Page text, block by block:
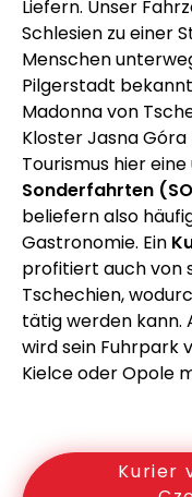
Liefern. Unser
Schlesien zu einer
Menschen
Pilgerstadt
Madonna von
Kloster Jasna
Tourismus hier
Sonderfahrten
beliefern also
Gastronomie. Ein
profitiert auch von
Tschechien,
tätig werden kann.
wird sein Fuhrpark
Kielce oder Opole
Kurier